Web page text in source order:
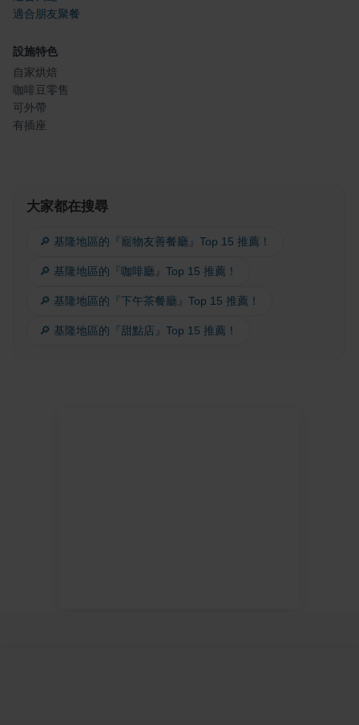
適合朋友聚餐
設施特色
自家烘焙
咖啡豆零售
可外帶
有插座
大家都在搜尋
🔎 基隆地區的『寵物友善餐廳』Top 15 推薦！
🔎 基隆地區的『咖啡廳』Top 15 推薦！
🔎 基隆地區的『下午茶餐廳』Top 15 推薦！
🔎 基隆地區的『甜點店』Top 15 推薦！